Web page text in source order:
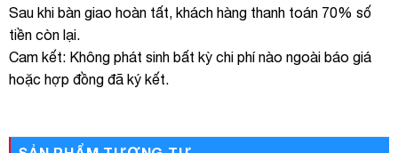
Sau khi bàn giao hoàn tất, khách hàng thanh toán 70% số
tiền còn lại.
Cam kết: Không phát sinh bất kỳ chi phí nào ngoài báo giá
hoặc hợp đồng đã ký kết.